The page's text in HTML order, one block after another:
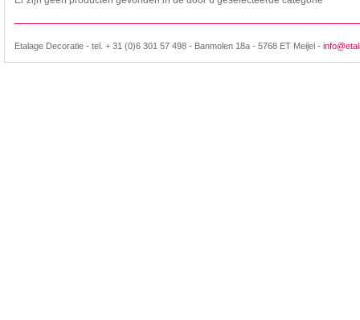
Etalage Decoratie - tel. + 31 (0)6 301 57 498 - Banmolen 18a - 5768 ET Meijel -